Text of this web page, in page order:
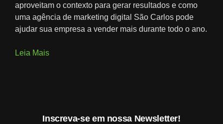
aproveitam o contexto para gerar resultados e como
uma agência de marketing digital São Carlos pode
ajudar sua empresa a vender mais durante todo o ano.
Leia Mais
Inscreva-se em nossa Newsletter!